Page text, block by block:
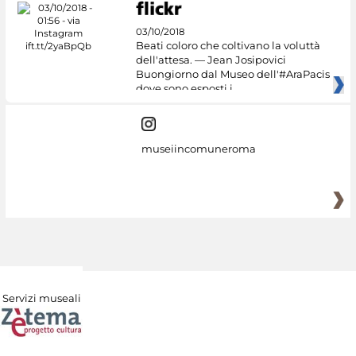
03/10/2018
Beati coloro che coltivano la voluttà
dell'attesa. — Jean Josipovici
Buongiorno dal Museo dell'#AraPacis
dove sono esposti i
museiincomuneroma
Servizi museali